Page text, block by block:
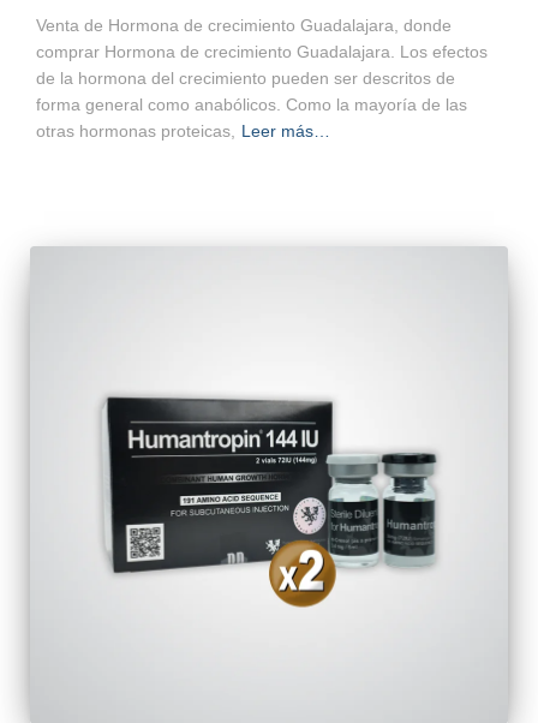
Venta de Hormona de crecimiento Guadalajara, donde
comprar Hormona de crecimiento Guadalajara. Los efectos
de la hormona del crecimiento pueden ser descritos de
forma general como anabólicos. Como la mayoría de las
otras hormonas proteicas,
Leer más…